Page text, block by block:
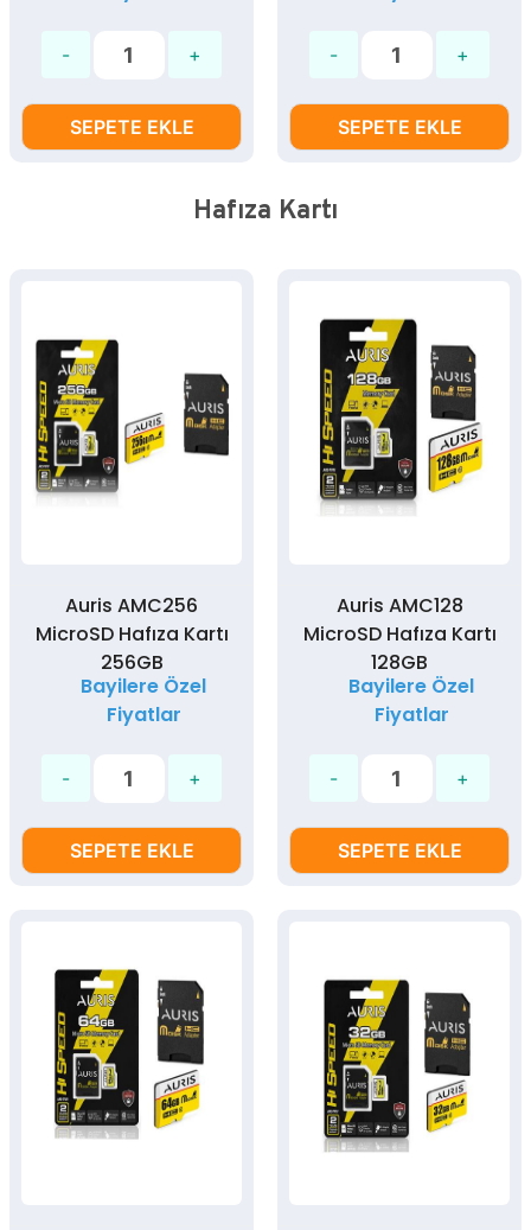
SEPETE EKLE SEPETE EKLE
Hafıza Kartı
Auris AMC256
MicroSD Hafıza Kartı
256GB
Bayilere Özel
Fiyatlar
SEPETE EKLE
Auris AMC128
MicroSD Hafıza Kartı
128GB
Bayilere Özel
Fiyatlar
SEPETE EKLE